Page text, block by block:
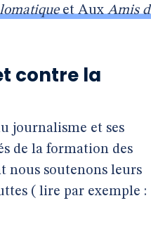
et AuxAmis
contre la
journalisme et ses
de la formation des
nous soutenons leurs
( lire par exemple :